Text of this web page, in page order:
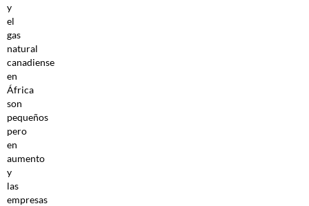
y
el
gas
natural
canadiense
en
África
son
pequeños
pero
en
aumento
y
las
empresas